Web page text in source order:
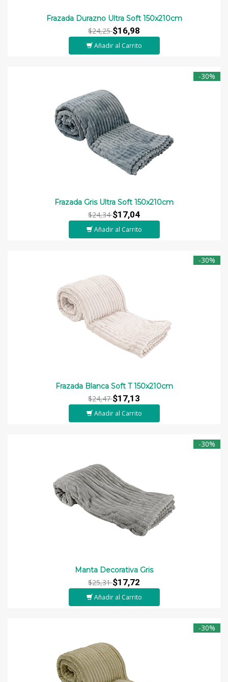
Frazada Durazno Ultra Soft 150x210cm
$24,25$16,98
Añadir al Carrito
-30%
Frazada Gris Ultra Soft 150x210cm
$24,34$17,04
Añadir al Carrito
-30%
Frazada Blanca Soft T 150x210cm
$24,47$17,13
Añadir al Carrito
-30%
Manta Decorativa Gris
$25,31$17,72
Añadir al Carrito
-30%